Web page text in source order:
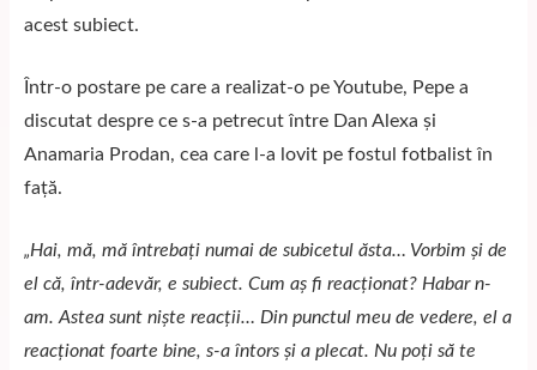
acest subiect.
Într-o postare pe care a realizat-o pe Youtube, Pepe a
discutat despre ce s-a petrecut între Dan Alexa și
Anamaria Prodan, cea care l-a lovit pe fostul fotbalist în
față.
„Hai, mă, mă întrebaţi numai de subicetul ăsta… Vorbim şi de
el că, într-adevăr, e subiect. Cum aş fi reacţionat? Habar n-
am. Astea sunt nişte reacţii… Din punctul meu de vedere, el a
reacţionat foarte bine, s-a întors şi a plecat. Nu poţi să te